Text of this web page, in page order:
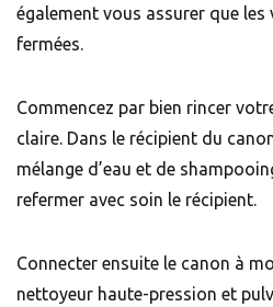
également vous assurer que les
fermées.
Commencez par bien rincer
claire. Dans le récipient du
mélange d’eau et de
refermer avec soin le récipient.
Connecter ensuite le canon à
nettoyeur haute-pression et